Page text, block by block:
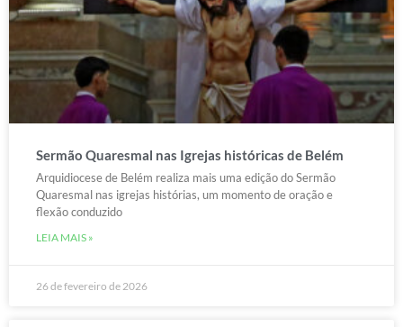
Sermão Quaresmal nas Igrejas históricas de Belém
Arquidiocese de Belém realiza mais uma edição do Sermão
Quaresmal nas igrejas histórias, um momento de oração e
flexão conduzido
LEIA MAIS »
26 de fevereiro de 2026